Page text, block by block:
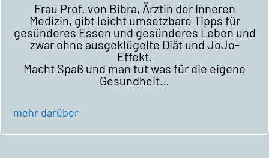
Frau Prof. von Bibra, Ärztin der Inneren
Medizin, gibt leicht umsetzbare Tipps für
gesünderes Essen und gesünderes Leben und
zwar ohne ausgeklügelte Diät und JoJo-
Effekt.
Macht Spaß und man tut was für die eigene
Gesundheit…
mehr darüber